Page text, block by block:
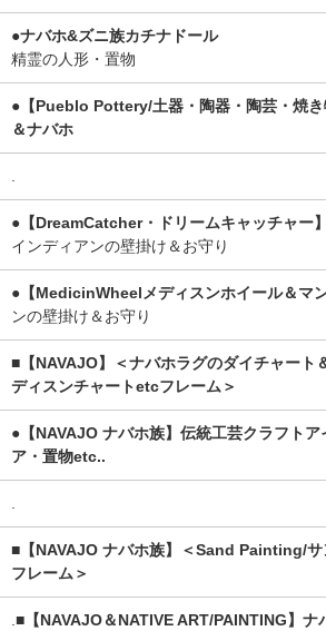
●ナバホ&ズニ族カチナドール
精霊の人形・置物
●【Pueblo Pottery/土器・陶器・陶芸・焼
＆ナバホ
.
●【DreamCatcher・ドリームキャッチャー】
インディアンの壁掛け＆お守り
●【MedicinWheelメディスンホイール＆マン
ンの壁掛け＆お守り
■【NAVAJO】＜ナバホラグのダイチャート
ディスンチャートetcフレーム＞
●【NAVAJO ナバホ族】伝統工芸クラフトア
ア・置物etc..
.
■【NAVAJO ナバホ族】＜Sand Painting/サ
フレーム＞
.■【NAVAJO＆NATIVE ART/PAINTING】ナ